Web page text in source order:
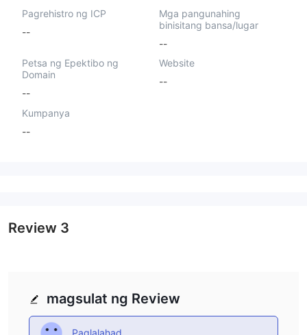
Pagrehistro ng ICP
--
Mga pangunahing
binisitang bansa/lugar
--
Petsa ng Epektibo ng
Domain
--
Website
--
Kumpanya
--
magsulat ng Review
Review 3